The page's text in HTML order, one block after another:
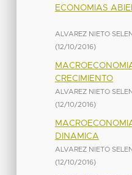
ECONOMIAS
ALVAREZ NIETO
(12/10/2016)
CRECIMIENTO
ALVAREZ NIETO
(12/10/2016)
DINAMICA
ALVAREZ NIETO
(12/10/2016)